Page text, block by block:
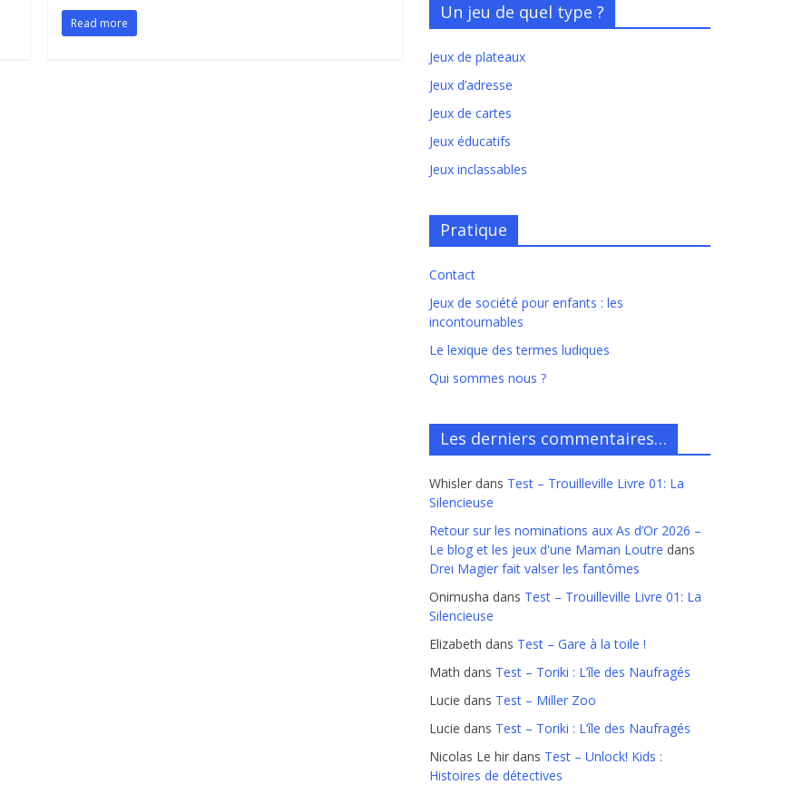
Read more
Un jeu de quel type ?
Jeux de plateaux
Jeux d’adresse
Jeux de cartes
Jeux éducatifs
Jeux inclassables
Pratique
Contact
Jeux de société pour enfants : les
incontournables
Le lexique des termes ludiques
Qui sommes nous ?
Les derniers commentaires…
Whisler dans Test – Trouilleville Livre 01: La
Silencieuse
Retour sur les nominations aux As d’Or 2026 –
Le blog et les jeux d'une Maman Loutre dans
Drei Magier fait valser les fantômes
Onimusha dans Test – Trouilleville Livre 01: La
Silencieuse
Elizabeth dans Test – Gare à la toile !
Math dans Test – Toriki : L’île des Naufragés
Lucie dans Test – Miller Zoo
Lucie dans Test – Toriki : L’île des Naufragés
Nicolas Le hir dans Test – Unlock! Kids :
Histoires de détectives